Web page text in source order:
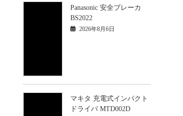
Panasonic 安全ブレーカ
BS2022
2026年8月6日
マキタ 充電式インパクト
ドライバ MTD002D